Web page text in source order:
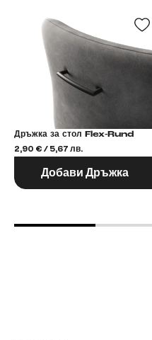
Дръжка за стол Flex-Rund
2,90 € / 5,67 лв.
Добави Дръжка